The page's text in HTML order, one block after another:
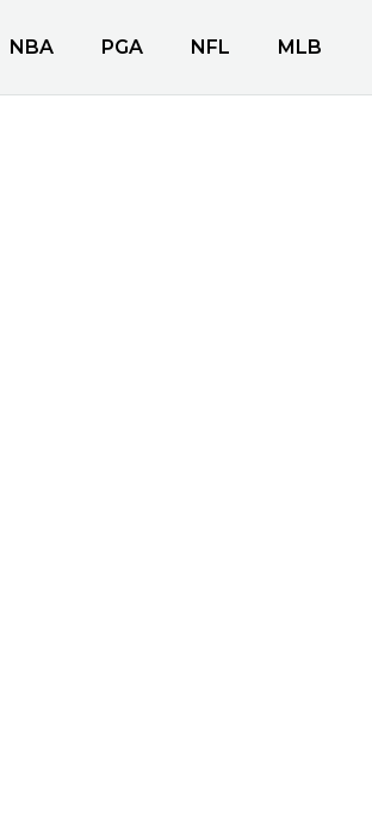
NBA PGA NFL MLB